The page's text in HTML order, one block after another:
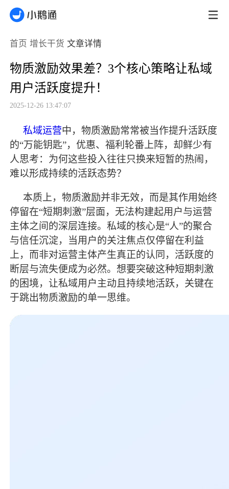
首页 增长干货 文章详情
物质激励效果差？3个核心策略让私域
用户活跃度提升！
2025-12-26 13:47:07
私域运营中，物质激励常常被当作提升活跃度
的“万能钥匙”，优惠、福利轮番上阵，却鲜少有
人思考：为何这些投入往往只换来短暂的热闹，
难以形成持续的活跃态势？
本质上，物质激励并非无效，而是其作用始终
停留在“短期刺激”层面，无法构建起用户与运营
主体之间的深层连接。私域的核心是“人”的聚合
与信任沉淀，当用户的关注焦点仅停留在利益
上，而非对运营主体产生真正的认同，活跃度的
断层与流失便成为必然。想要突破这种短期刺激
的困境，让私域用户主动且持续地活跃，关键在
于跳出物质激励的单一思维。